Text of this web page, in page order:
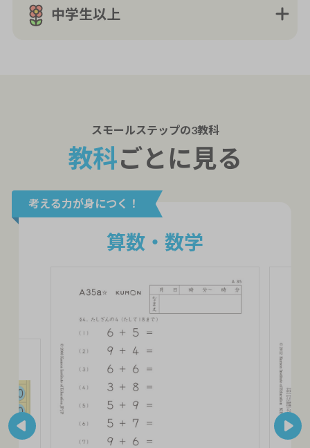
中学生以上
スモールステップの3教科
教科ごとに見る
考える力が身につく！
算数・数学